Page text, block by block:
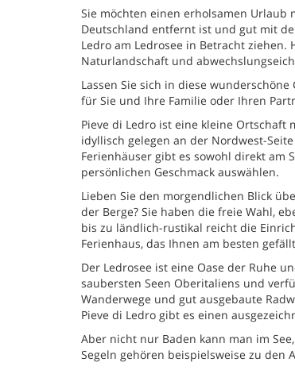
Sie möchten einen erholsamen Urlaub
Deutschland entfernt ist und gut mit
Ledro am Ledrosee in Betracht
Naturlandschaft und
Lassen Sie sich in diese
für Sie und Ihre Familie oder Ihren
Pieve di Ledro ist eine kleine
idyllisch gelegen an der Nordwest-
Ferienhäuser gibt es sowohl direkt am
persönlichen Geschmack auswählen.
Lieben Sie den morgendlichen Blick
der Berge? Sie haben die freie Wahl,
bis zu ländlich-rustikal reicht die
Ferienhaus, das Ihnen am besten
Der Ledrosee ist eine Oase der Ruhe
saubersten Seen Oberitaliens und
Wanderwege und gut ausgebaute
Pieve di Ledro gibt es einen
Aber nicht nur Baden kann man im
Segeln gehören beispielsweise zu den